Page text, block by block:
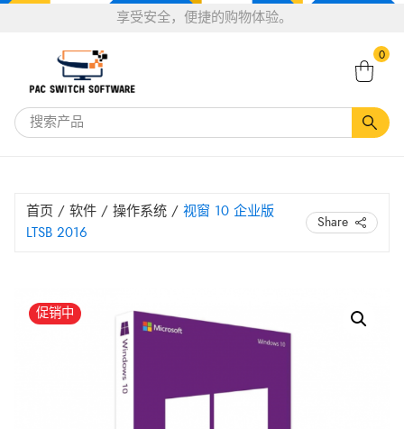
告诉一个关于Pacswitch软件的恶魔 下单可享20％
享受安全，便捷的购物体验。
0
首页 / 软件 / 操作系统 / 视窗 10 企业版
LTSB 2016
Share
促销中
原
价
HK$ 18,050.61。
当
前